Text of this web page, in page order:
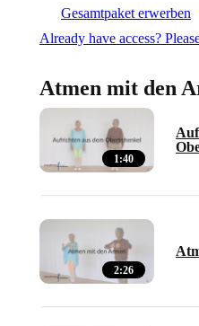
Gesamtpaket erwerben
Already have access?
Atmen mit den
1:40
2:26